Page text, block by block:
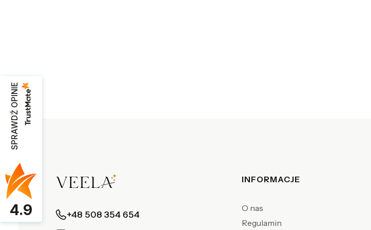
+48 508 354 654
Linki w stopce
INFORMACJE
O nas
Regulamin
SPRAWDŹ OPINIE
4.9